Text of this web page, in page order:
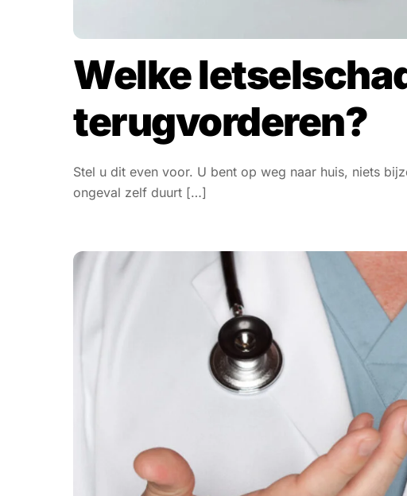
Welke
terugvorderen?
Stel u dit even voor. U bent op weg naar huis, niets
ongeval zelf duurt […]